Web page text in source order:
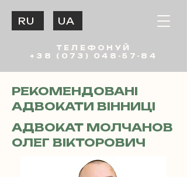
ТЕЛЕФОНУЙ
+38 (073) 048-57-84
UA
RU
РЕКОМЕНДОВАНІ
АДВОКАТИ ВІННИЦІ
АДВОКАТ МОЛЧАНОВ
ОЛЕГ ВІКТОРОВИЧ